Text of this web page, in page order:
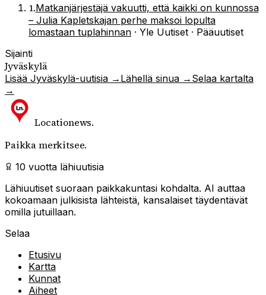
1.Matkan­järjestäjä vakuutti, että kaikki on kunnossa
– Julia Kapletskajan perhe maksoi lopulta
lomastaan tuplahinnan · Yle Uutiset · Pääuutiset
Sijainti
Jyväskylä
Lisää Jyväskylä-uutisia → Lähellä sinua → Selaa kartalta
→
Locationews.
Paikka merkitsee.
10 vuotta lähiuutisia
Lähiuutiset suoraan paikkakuntasi kohdalta. AI auttaa
kokoamaan julkisista lähteistä, kansalaiset täydentävät
omilla jutuillaan.
Selaa
Etusivu
Kartta
Kunnat
Aiheet